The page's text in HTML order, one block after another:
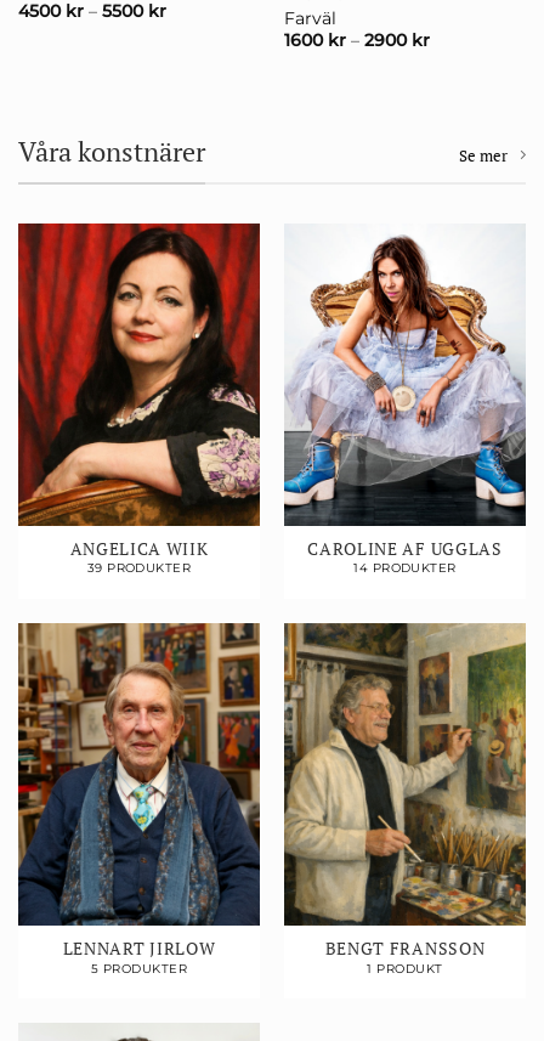
4500 kr– 5500 kr
Farväl
1600 kr– 2900 kr
Våra konstnärer Se mer
ANGELICA WIIK
39 PRODUKTER
CAROLINE AF UGGLAS
14 PRODUKTER
LENNART JIRLOW
5 PRODUKTER
BENGT FRANSSON
1 PRODUKT